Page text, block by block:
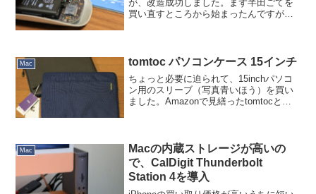
が、改造成功しました。まず半田ごてを
買い直すところから始まったんですが…
（コント...
Mac tomtoc パソコンケース 15インチ
ちょっと必要に迫られて、15inchパソコ
ン用のスリーブ（写真青いほう）を買い
ました。Amazonで見繕ったtomtocとい
Mac
Macの内蔵ストレージが高いの
で、CalDigit Thunderbolt
Station 4を導入